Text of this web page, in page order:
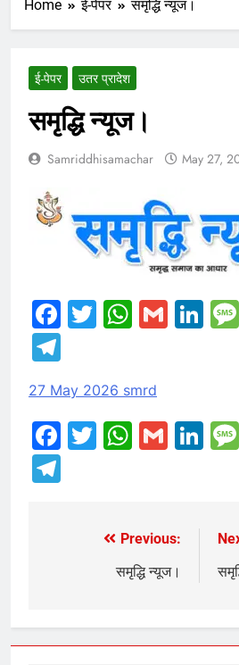
Home ई-पेपर समृद्धि न्यूज।
ई-पेपर उतर प्रादेश
समृद्धि न्यूज।
Samriddhisamachar May 27,
Facebook
TwitterGmail
27 May 2026 smrd
Facebook
TwitterGmail
navigation
Previous:
समृद्धि न्यूज।